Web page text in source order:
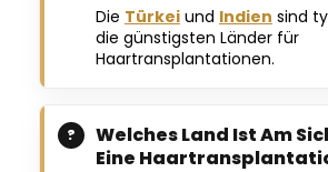
Die Türkei und Indien sind
die günstigsten Länder für
Haartransplantationen.
Welches Land Ist Am
Eine